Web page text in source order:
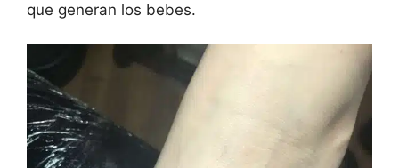
que generan los bebes.